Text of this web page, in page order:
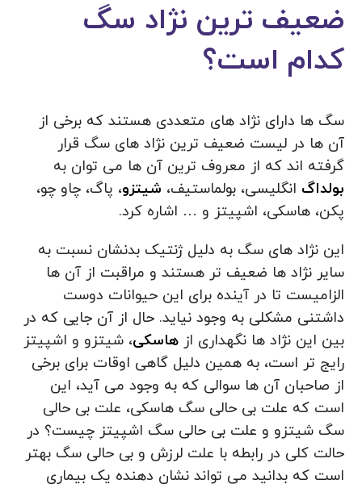
ضعیف ترین نژاد سگ
کدام است؟
سگ ها دارای نژاد های متعددی هستند که برخی از
آن ها در لیست ضعیف ترین نژاد های سگ قرار
گرفته اند که از معروف‌ ترین آن‌ ها می‌ توان به
بولداگ انگلیسی، بولماستیف، شیتزو، پاگ، چاو چو،
پکن، هاسکی، اشپیتز و … اشاره کرد.
این نژاد های سگ به دلیل ژنتیک بدنشان نسبت به
سایر نژاد ها ضعیف تر هستند و مراقبت از آن ها
الزامیست تا در آینده برای این حیوانات دوست
داشتنی مشکلی به وجود نیاید. حال از آن جایی که در
بین این نژاد ها نگهداری ازهاسکی، شیتزو و اشپیتز
رایج تر است، به همین دلیل گاهی اوقات برای برخی
از صاحبان آن ها سوالی که به وجود می آید، این
است که علت بی حالی سگ هاسکی، علت بی حالی
سگ شیتزو و علت بی حالی سگ اشپیتز چیست؟ در
حالت کلی در رابطه با علت لرزش و بی حالی سگ بهتر
است که بدانید می تواند نشان دهنده یک بیماری